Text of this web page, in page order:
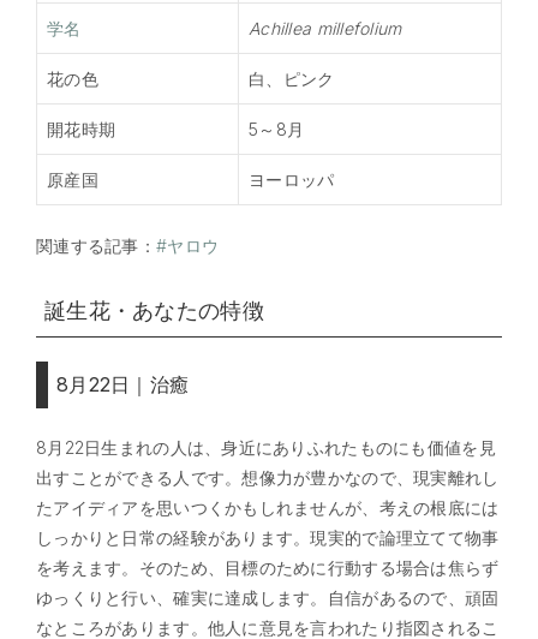
学名 Achillea millefolium
花の色 白、ピンク
開花時期 5～8月
原産国 ヨーロッパ
関連する記事： #ヤロウ
誕生花・あなたの特徴
8月22日｜治癒
8月22日生まれの人は、身近にありふれたものにも価値を見
出すことができる人です。想像力が豊かなので、現実離れし
たアイディアを思いつくかもしれませんが、考えの根底には
しっかりと日常の経験があります。現実的で論理立てて物事
を考えます。そのため、目標のために行動する場合は焦らず
ゆっくりと行い、確実に達成します。自信があるので、頑固
なところがあります。他人に意見を言われたり指図されるこ